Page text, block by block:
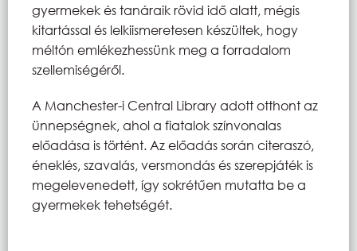
gyermekek és tanáraik rövid idő alatt, mégis
kitartással és lelkiismeretesen készültek, hogy
méltón emlékezhessünk meg a forradalom
szellemiségéről.
A Manchester-i Central Library adott otthont az
ünnepségnek, ahol a fiatalok színvonalas
előadása is történt. Az előadás során citeraszó,
éneklés, szavalás, versmondás és szerepjáték is
megelevenedett, így sokrétűen mutatta be a
gyermekek tehetségét.